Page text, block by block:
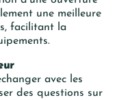
une meilleure
facilitant la
avec les
des questions sur